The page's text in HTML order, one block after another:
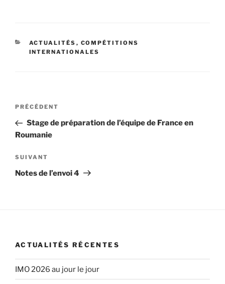
CATÉGORIES
ACTUALITÉS , COMPÉTITIONS
INTERNATIONALES
Navigation
l’article
Article
précédent
PRÉCÉDENT
Stage de préparation de l’équipe de France en
Roumanie
Article
suivant
SUIVANT
Notes de l’envoi 4
ACTUALITÉS RÉCENTES
IMO 2026 au jour le jour